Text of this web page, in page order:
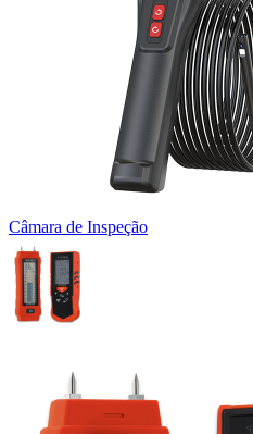
Câmara de Inspeção